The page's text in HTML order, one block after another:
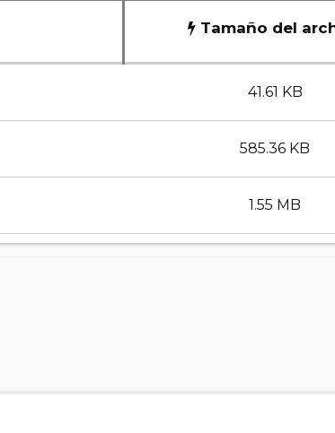
Tamaño del
41.61 KB
585.36 KB
1.55 MB